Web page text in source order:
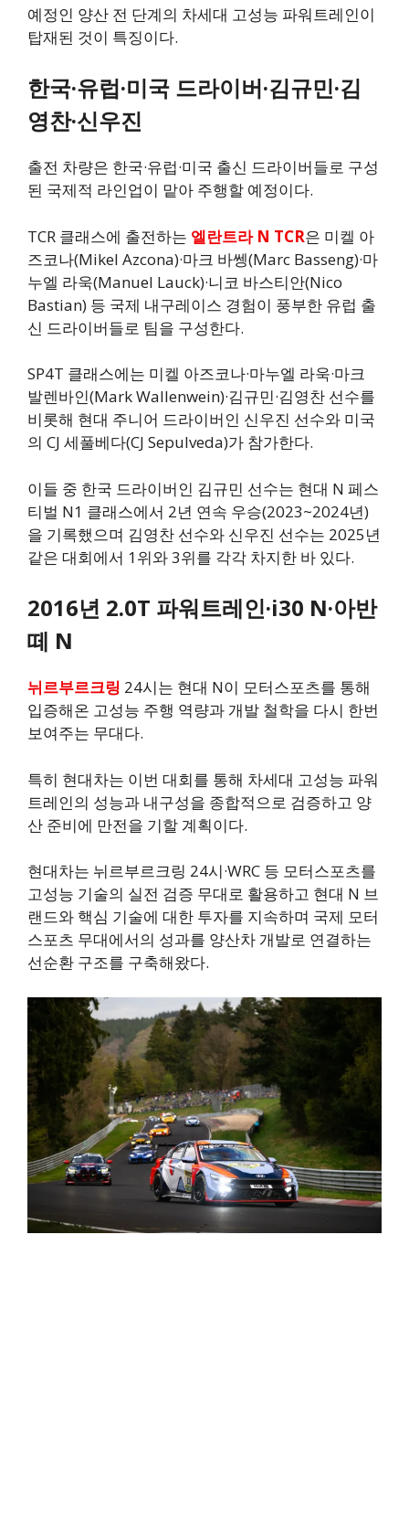
예정인 양산 전 단계의 차세대 고성능 파워트레인이
탑재된 것이 특징이다.
한국·유럽·미국 드라이버·김규민·김
영찬·신우진
출전 차량은 한국·유럽·미국 출신 드라이버들로 구성
된 국제적 라인업이 맡아 주행할 예정이다.
TCR 클래스에 출전하는 엘란트라 N TCR은 미켈 아
즈코나(Mikel Azcona)·마크 바쎙(Marc Basseng)·마
누엘 라욱(Manuel Lauck)·니코 바스티안(Nico
Bastian) 등 국제 내구레이스 경험이 풍부한 유럽 출
신 드라이버들로 팀을 구성한다.
SP4T 클래스에는 미켈 아즈코나·마누엘 라욱·마크
발렌바인(Mark Wallenwein)·김규민·김영찬 선수를
비롯해 현대 주니어 드라이버인 신우진 선수와 미국
의 CJ 세풀베다(CJ Sepulveda)가 참가한다.
이들 중 한국 드라이버인 김규민 선수는 현대 N 페스
티벌 N1 클래스에서 2년 연속 우승(2023~2024년)
을 기록했으며 김영찬 선수와 신우진 선수는 2025년
같은 대회에서 1위와 3위를 각각 차지한 바 있다.
2016년 2.0T 파워트레인·i30 N·아반
떼 N
뉘르부르크링 24시는 현대 N이 모터스포츠를 통해
입증해온 고성능 주행 역량과 개발 철학을 다시 한번
보여주는 무대다.
특히 현대차는 이번 대회를 통해 차세대 고성능 파워
트레인의 성능과 내구성을 종합적으로 검증하고 양
산 준비에 만전을 기할 계획이다.
현대차는 뉘르부르크링 24시·WRC 등 모터스포츠를
고성능 기술의 실전 검증 무대로 활용하고 현대 N 브
랜드와 핵심 기술에 대한 투자를 지속하며 국제 모터
스포츠 무대에서의 성과를 양산차 개발로 연결하는
선순환 구조를 구축해왔다.